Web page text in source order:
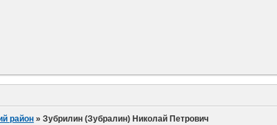
район »Зубрилин (Зубралин) Николай Петрович